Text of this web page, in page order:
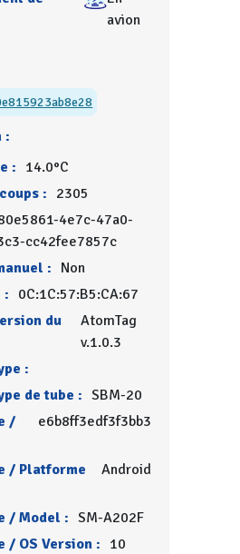
avion
:
:
14.0°C
: 2305
4e7c-47a0-
cc42fee7857c
: Non
: 0C:1C:57:B5:CA:67
du
AtomTag
v.1.0.3
:
de tube : SBM-20
/
e6b8ff3edf3f3bb3
/ Platforme
Android
/ Model : SM-A202F
/ OS Version :
10